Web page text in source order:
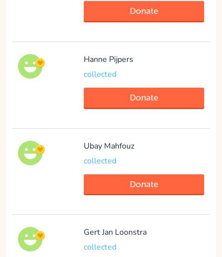
Donate
Hanne Pijpers
collected
Donate
Ubay Mahfouz
collected
Donate
Gert Jan Loonstra
collected